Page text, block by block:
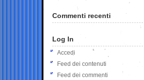
Commenti recenti
Log In
Accedi
Feed dei contenuti
Feed dei commenti